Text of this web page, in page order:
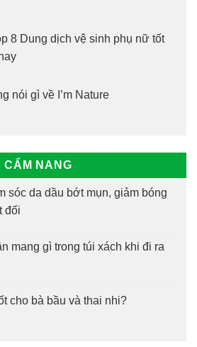
8 Dung dịch vệ sinh phụ nữ tốt
nói gì về I’m Nature
CẨM NANG
sóc da dầu bớt mụn, giảm bóng
đối
mang gì trong túi xách khi đi ra
cho bà bầu và thai nhi?